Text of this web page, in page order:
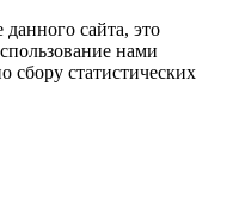
сайта, это
нами
статистических